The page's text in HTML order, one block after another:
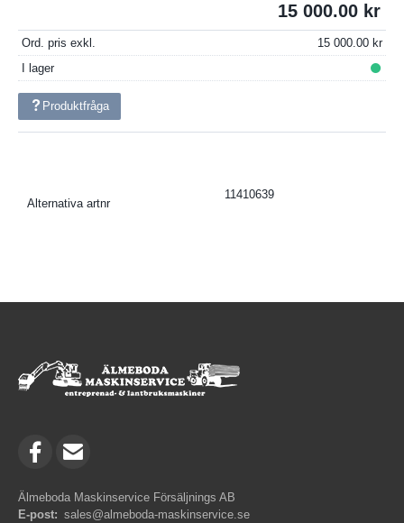
15 000.00
Ord. pris exkl.
15 000.00
I lager
Produktfråga
Alternativa artnr
11410639
Älmeboda Maskinservice Försäljnings AB
E-post: sales@almeboda-maskinservice.se